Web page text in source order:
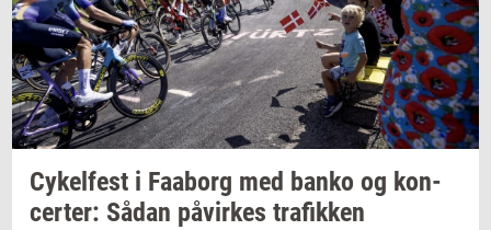
Cy­kel­fest i Faa­borg med banko og kon­
cer­ter: Sådan på­vir­kes tra­fik­ken